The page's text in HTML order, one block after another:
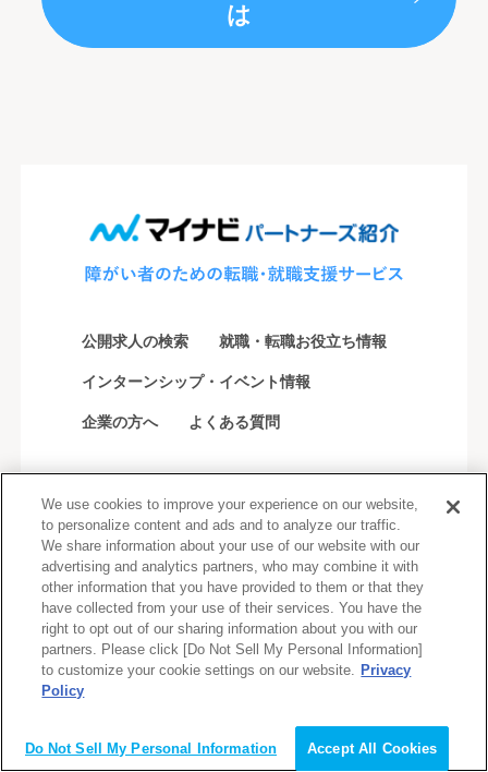
は
公開求人の検索 就職・転職お役立ち情報
インターンシップ・イベント情報
企業の方へ よくある質問
会員登録（無料）
企業の方はこちら
会社情報 会社概要 グループ会社
We use cookies to improve your experience on our website,
to personalize content and ads and to analyze our traffic.
We share information about your use of our website with our
advertising and analytics partners, who may combine it with
other information that you have provided to them or that they
have collected from your use of their services. You have the
right to opt out of our sharing information about you with our
partners. Please click [Do Not Sell My Personal Information]
to customize your cookie settings on our website. Privacy
Policy
Do Not Sell My Personal Information Accept All Cookies